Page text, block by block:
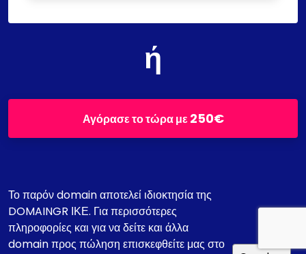
ή
Αγόρασε το τώρα με250€
Το παρόν domain αποτελεί ιδιοκτησία της
DOMAINGR ΙΚΕ. Για περισσότερες
πληροφορίες και για να δείτε και άλλα
domain προς πώληση επισκεφθείτε μας στο